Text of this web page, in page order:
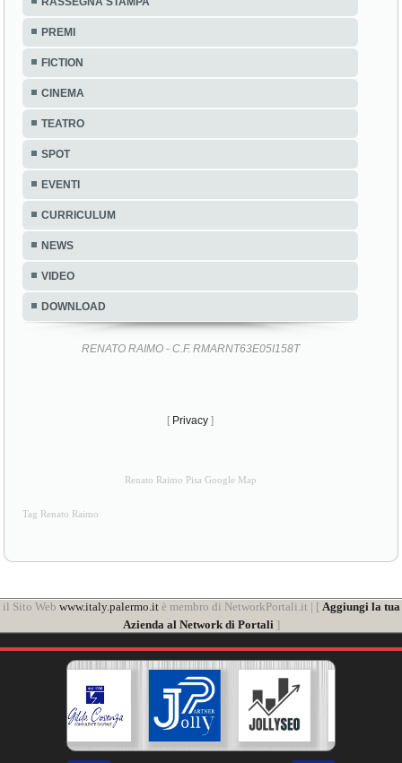
PREMI
FICTION
CINEMA
TEATRO
SPOT
EVENTI
CURRICULUM
NEWS
VIDEO
DOWNLOAD
RENATO RAIMO - C.F. RMARNT63E05I158T
[ Privacy ]
Renato Raimo Pisa Google Map
Tag Renato Raimo
il Sito Web www.italy.palermo.itè membro di NetworkPortali.it | [ Aggiungi la tua
Azienda al Network di Portali]